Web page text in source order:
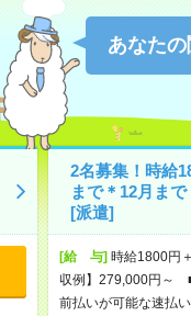
あなた
2名募集！時給
まで＊12月ま
[派遣]
[給 与]時給1800円
収例】279,000円～
前払いが可能な速払